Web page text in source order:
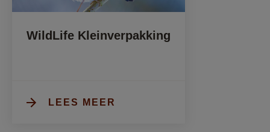
WildLife Kleinverpakking
LEES MEER